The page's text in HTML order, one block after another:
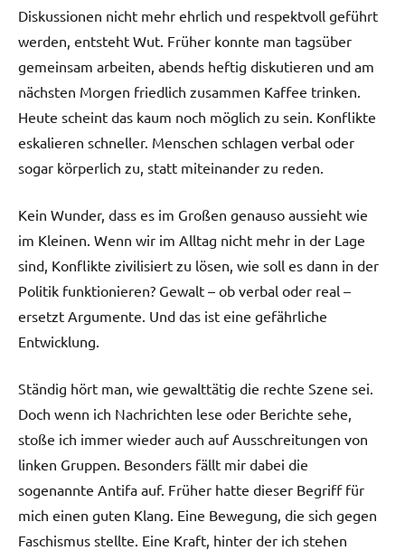
Diskussionen nicht mehr ehrlich und respektvoll geführt
werden, entsteht Wut. Früher konnte man tagsüber
gemeinsam arbeiten, abends heftig diskutieren und am
nächsten Morgen friedlich zusammen Kaffee trinken.
Heute scheint das kaum noch möglich zu sein. Konflikte
eskalieren schneller. Menschen schlagen verbal oder
sogar körperlich zu, statt miteinander zu reden.
Kein Wunder, dass es im Großen genauso aussieht wie
im Kleinen. Wenn wir im Alltag nicht mehr in der Lage
sind, Konflikte zivilisiert zu lösen, wie soll es dann in der
Politik funktionieren? Gewalt – ob verbal oder real –
ersetzt Argumente. Und das ist eine gefährliche
Entwicklung.
Ständig hört man, wie gewalttätig die rechte Szene sei.
Doch wenn ich Nachrichten lese oder Berichte sehe,
stoße ich immer wieder auch auf Ausschreitungen von
linken Gruppen. Besonders fällt mir dabei die
sogenannte Antifa auf. Früher hatte dieser Begriff für
mich einen guten Klang. Eine Bewegung, die sich gegen
Faschismus stellte. Eine Kraft, hinter der ich stehen